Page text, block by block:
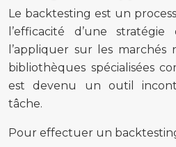
Le backtesting est un
l’efficacité d’une
l’appliquer sur les marchés
bibliothèques spécialisées
est devenu un outil
tâche.
Pour effectuer un